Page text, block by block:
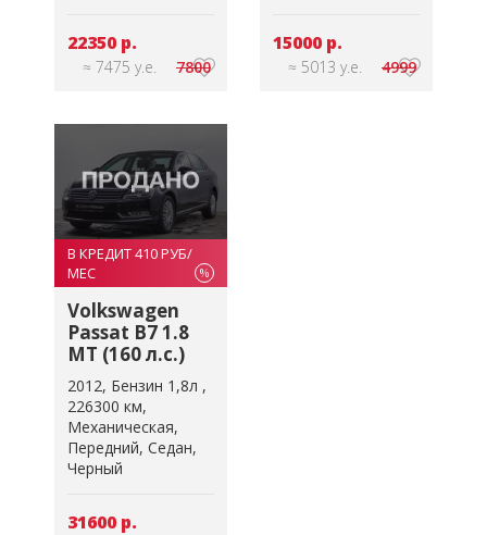
22350 р.
≈ 7475 у.е. 7800
15000 р.
≈ 5013 у.е. 4999
В КРЕДИТ 410 РУБ/
МЕС
%
Volkswagen
Passat B7 1.8
MT (160 л.с.)
2012 Бензин 1,8л
226300 км
Механическая
Передний Седан
Черный
31600 р.